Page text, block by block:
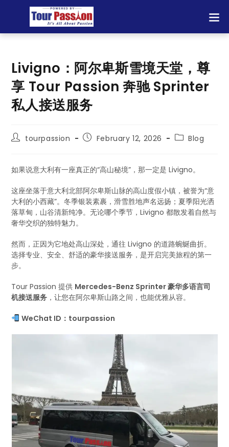
Livigno：阿尔卑斯雪境天堂，尊
享 Tour Passion 奔驰 Sprinter
私人接送服务
tourpassion February 12, 2026 Blog
如果说意大利有一座真正的“高山秘境”，那一定是 Livigno。
这座坐落于意大利北部阿尔卑斯山脉的高山度假小镇，被誉为“意
大利的小西藏”。冬季银装素裹，滑雪胜地声名远扬；夏季阳光洒
落草甸，山谷清新纯净。无论哪个季节，Livigno 都散发着自然与
奢华交织的独特魅力。
然而，正因为它地处高山深处，通往 Livigno 的道路蜿蜒曲折。
选择专业、安全、舒适的豪华接送服务，是开启完美旅程的第一
步。
Tour Passion 提供 Mercedes-Benz Sprinter 豪华多语言司
机接送服务 ，让您在阿尔卑斯山路之间，也能优雅从容。
WeChat ID：tourpassion